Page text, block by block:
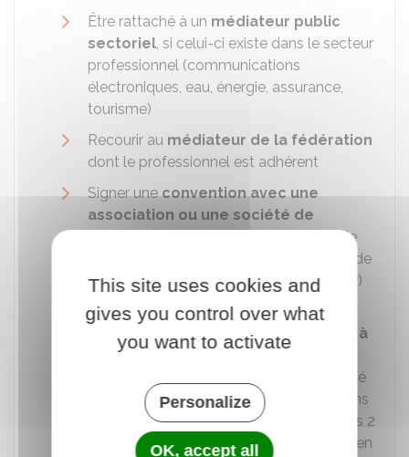
Être rattaché à un médiateur public
sectoriel, si celui-ci existe dans le secteur
professionnel (communications
électroniques, eau, énergie, assurance,
tourisme)
Recourir au médiateur de la fédération
dont le professionnel est adhérent
Signer uneconvention avec une
association ou une société de
: par exemple, le Centre de
médiation et d'arbitrage de la Chambre de
commerce et d'industrie de Paris (CMAP)
ou le CNPM médiation consommation.
Mettre en place un
médiateur interne à
l'entreprise
désigné par un organe collégial composé
d'au moins 2 représentants d'associations
de consommateurs agréés et d'au moins 2
représentants du professionnel. Aucun lien
This site uses cookies and
gives you control over what
you want to activate
Personalize
OK, accept all